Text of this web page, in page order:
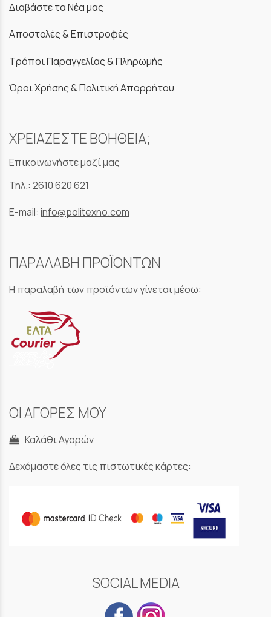
Διαβάστε τα Νέα μας
Αποστολές & Επιστροφές
Τρόποι Παραγγελίας & Πληρωμής
Όροι Χρήσης & Πολιτική Απορρήτου
ΧΡΕΙΑΖΕΣΤΕ ΒΟΗΘΕΙΑ;
Επικοινωνήστε μαζί μας
Τηλ.: 2610 620 621
E-mail: info@politexno.com
ΠΑΡΑΛΑΒΗ ΠΡΟΪΟΝΤΩΝ
Η παραλαβή των προϊόντων γίνεται μέσω:
ΟΙ ΑΓΟΡΕΣ ΜΟΥ
Καλάθι Αγορών
Δεχόμαστε όλες τις πιστωτικές κάρτες:
SOCIAL MEDIA